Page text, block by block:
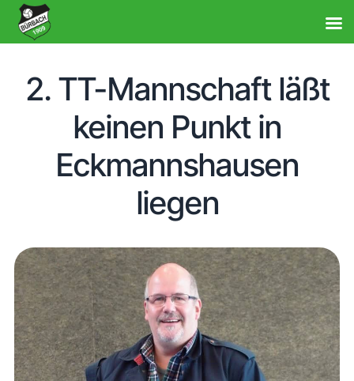
2. TT-Mannschaft läßt
keinen Punkt in
Eckmannshausen
liegen